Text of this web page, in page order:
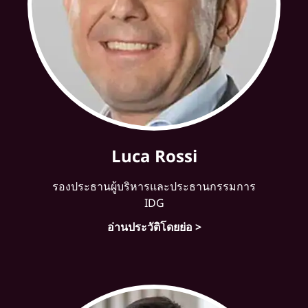
Luca Rossi
รองประธานผู้บริหารและประธานกรรมการ
IDG
อ่านประวัติโดยย่อ >